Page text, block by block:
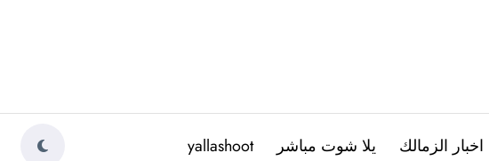
اخبار الزمالك يلا شوت مباشر yallashoot